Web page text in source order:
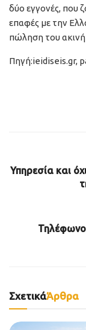
δύο εγγονές, που
επαφές με την
πώληση του
Πηγή:ieidiseis.gr,
Υπηρεσία και
Τηλέφωνο
ΣχετικάΆρθρα